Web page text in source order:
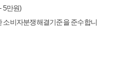
5만원)
비자분쟁해결기준을 준수합니